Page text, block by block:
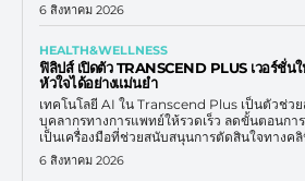
6 สิงหาคม 2026
HEALTH&WELLNESS
ฟิลิปส์ เปิดตัว TRANSCEND PLUS เวอร์ชั่น
หัวใจได้อย่างแม่นยำ
เทคโนโลยี AI ใน Transcend Plus เป็นตัวช่ว
บุคลากรทางการแพทย์ให้รวดเร็ว ลดขั้นตอนก
เป็นเครื่องมือที่ช่วยสนับสนุนการตัดสินใจทางค
6 สิงหาคม 2026